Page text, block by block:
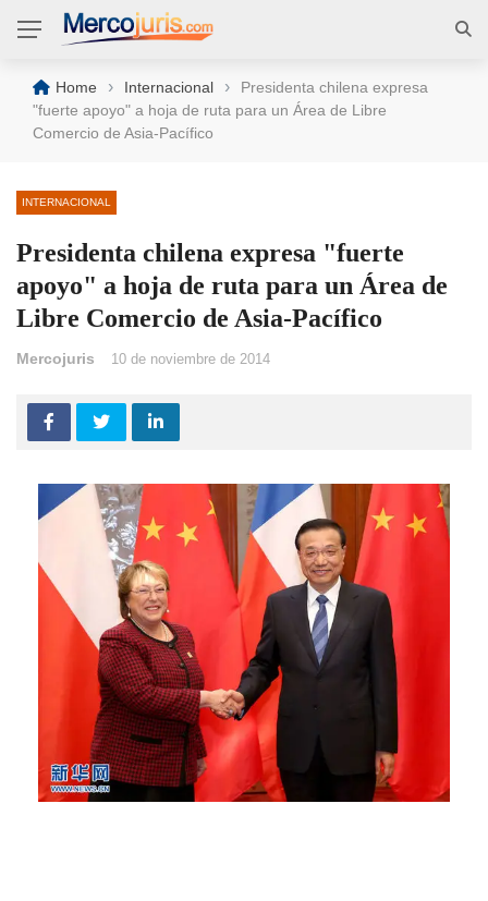
Home › Internacional ›
Presidenta chilena expresa
"fuerte apoyo" a hoja de ruta para un Área de Libre
Comercio de Asia-Pacífico
INTERNACIONAL
Presidenta chilena expresa "fuerte
apoyo" a hoja de ruta para un Área de
Libre Comercio de Asia-Pacífico
Mercojuris 10 de noviembre de 2014